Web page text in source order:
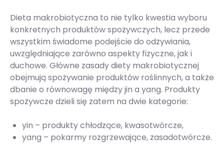
Dieta makrobiotyczna to nie tylko kwestia wyboru
konkretnych produktów spożywczych, lecz przede
wszystkim świadome podejście do odżywiania,
uwzględniające zarówno aspekty fizyczne, jak i
duchowe. Główne zasady diety makrobiotycznej
obejmują spożywanie produktów roślinnych, a także
dbanie o równowagę między jin a yang. Produkty
spożywcze dzieli się zatem na dwie kategorie:
yin – produkty chłodzące, kwasotwórcze,
yang – pokarmy rozgrzewające, zasadotwórcze.